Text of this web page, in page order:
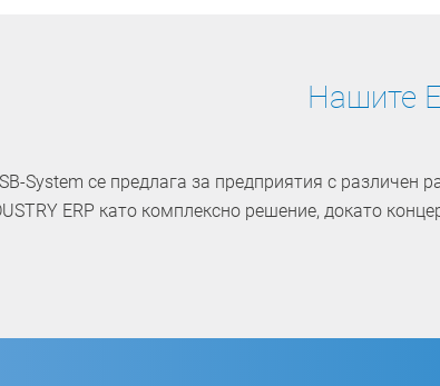
Нашите
System се предлага за предприятия с различен
ERP като комплексно решение, докато